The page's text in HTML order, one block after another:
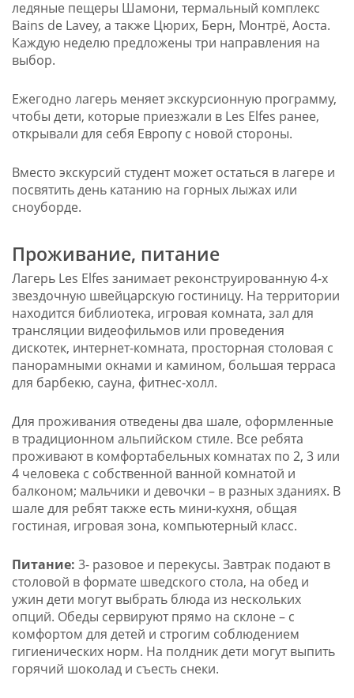
ледяные пещеры Шамони, термальный комплекс
Bains de Lavey, а также Цюрих, Берн, Монтрё, Аоста.
Каждую неделю предложены три направления на
выбор.
Ежегодно лагерь меняет экскурсионную программу,
чтобы дети, которые приезжали в Les Elfes ранее,
открывали для себя Европу с новой стороны.
Вместо экскурсий студент может остаться в лагере и
посвятить день катанию на горных лыжах или
сноуборде.
Проживание, питание
Лагерь Les Elfes занимает реконструированную 4-х
звездочную швейцарскую гостиницу. На территории
находится библиотека, игровая комната, зал для
трансляции видеофильмов или проведения
дискотек, интернет-комната, просторная столовая с
панорамными окнами и камином, большая терраса
для барбекю, сауна, фитнес-холл.
Для проживания отведены два шале, оформленные
в традиционном альпийском стиле. Все ребята
проживают в комфортабельных комнатах по 2, 3 или
4 человека с собственной ванной комнатой и
балконом; мальчики и девочки – в разных зданиях. В
шале для ребят также есть мини-кухня, общая
гостиная, игровая зона, компьютерный класс.
Питание: 3- разовое и перекусы. Завтрак подают в
столовой в формате шведского стола, на обед и
ужин дети могут выбрать блюда из нескольких
опций. Обеды сервируют прямо на склоне – с
комфортом для детей и строгим соблюдением
гигиенических норм. На полдник дети могут выпить
горячий шоколад и съесть снеки.